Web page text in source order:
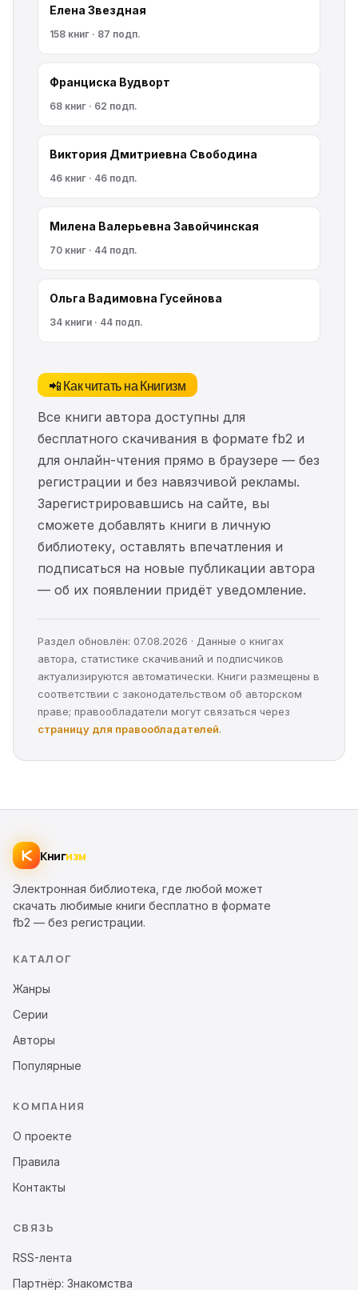
Елена Звездная
158 книг · 87 подп.
Франциска Вудворт
68 книг · 62 подп.
Виктория Дмитриевна Свободина
46 книг · 46 подп.
Милена Валерьевна Завойчинская
70 книг · 44 подп.
Ольга Вадимовна Гусейнова
34 книги · 44 подп.
📲 Как читать на Книгизм
Все книги автора доступны для
бесплатного скачивания в формате fb2 и
для онлайн-чтения прямо в браузере — без
регистрации и без навязчивой рекламы.
Зарегистрировавшись на сайте, вы
сможете добавлять книги в личную
библиотеку, оставлять впечатления и
подписаться на новые публикации автора
— об их появлении придёт уведомление.
Раздел обновлён: 07.08.2026 · Данные о книгах
автора, статистике скачиваний и подписчиков
актуализируются автоматически. Книги размещены в
соответствии с законодательством об авторском
праве; правообладатели могут связаться через
страницу для правообладателей.
Книгизм
Электронная библиотека, где любой может
скачать любимые книги бесплатно в формате
fb2 — без регистрации.
КАТАЛОГ
Жанры
Серии
Авторы
Популярные
КОМПАНИЯ
О проекте
Правила
Контакты
СВЯЗЬ
RSS-лента
Партнёр: Знакомства